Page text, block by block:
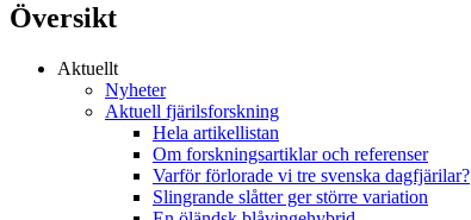
Översikt
Aktuellt
Nyheter
Aktuell fjärilsforskning
Hela artikellistan
Om forskningsartiklar och referenser
Varför förlorade vi tre svenska dagfjärilar?
Slingrande slåtter ger större variation